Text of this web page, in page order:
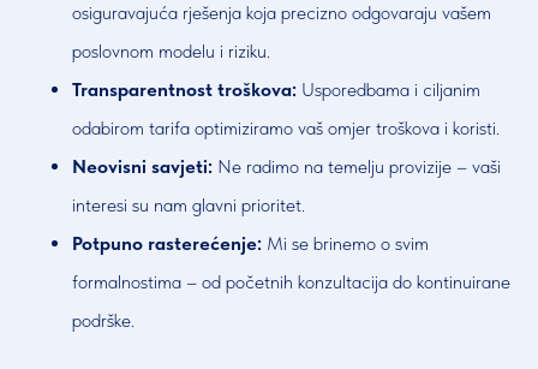
osiguravajuća rješenja koja precizno odgovaraju vašem
poslovnom modelu i riziku.
Transparentnost troškova: Usporedbama i ciljanim
odabirom tarifa optimiziramo vaš omjer troškova i koristi.
Neovisni savjeti: Ne radimo na temelju provizije – vaši
interesi su nam glavni prioritet.
Potpuno rasterećenje: Mi se brinemo o svim
formalnostima – od početnih konzultacija do kontinuirane
podrške.